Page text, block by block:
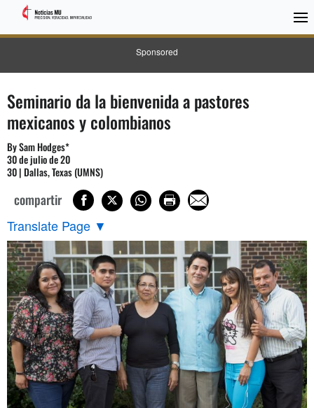
Sponsored
Seminario da la bienvenida a pastores
mexicanos y colombianos
By Sam Hodges*
30 de julio de 20
30 | Dallas, Texas (UMNS)
compartir
Translate Page ▼